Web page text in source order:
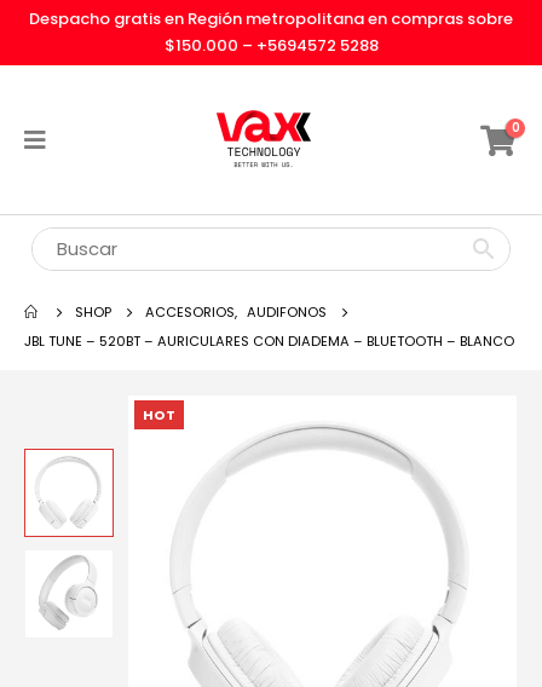
Despacho gratis en Región metropolitana en compras sobre
$150.000 – +5694572 5288
0
SHOP ACCESORIOS, AUDIFONOS
JBL TUNE – 520BT – AURICULARES CON DIADEMA – BLUETOOTH – BLANCO
HOT